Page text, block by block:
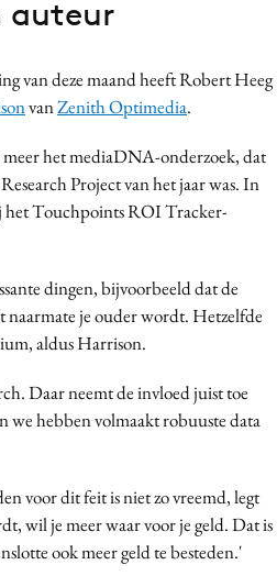
van deze maand heeft Robert Heeg
vanZenith Optimedia.
het mediaDNA-onderzoek, dat
Project van het jaar was. In
het Touchpoints ROI Tracker-
dingen, bijvoorbeeld dat de
naarmate je ouder wordt. Hetzelfde
aldus Harrison.
Daar neemt de invloed juist toe
we hebben volmaakt robuuste data
voor dit feit is niet zo vreemd, legt
wil je meer waar voor je geld. Dat is
ook meer geld te besteden.'
auteur